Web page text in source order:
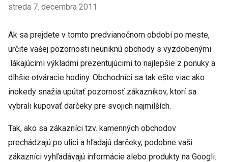
streda 7. decembra 2011
Ak sa prejdete v tomto predvianočnom období po meste,
určite vašej pozornosti neuniknú obchody s vyzdobenými
lákajúcimi výkladmi prezentujúcimi to najlepšie z ponuky a
dlhšie otváracie hodiny. Obchodníci sa tak ešte viac ako
inokedy snažia upútať pozornosť zákazníkov, ktorí sa
vybrali kupovať darčeky pre svojich najmilších.
Tak, ako sa zákazníci tzv. kamenných obchodov
prechádzajú po ulici a hľadajú darčeky, podobne vaši
zákazníci vyhľadávajú informácie alebo produkty na Googli.